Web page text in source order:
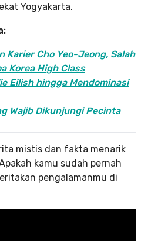
Yogyakarta.
Karier Cho Yeo-Jeong, Salah
Korea High Class
Eilish hingga Mendominasi
Wajib Dikunjungi Pecinta
mistis dan fakta menarik
kamu sudah pernah
pengalamanmu di